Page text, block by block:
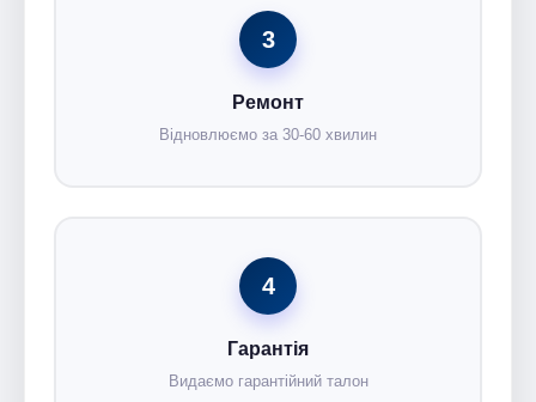
3
Ремонт
Відновлюємо за 30-60 хвилин
4
Гарантія
Видаємо гарантійний талон